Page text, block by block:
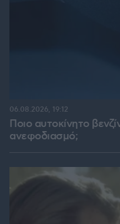
Ποιο αυτοκίνητο
ανεφοδιασμό;
06.08.2026, 19:12